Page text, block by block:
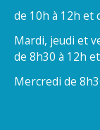
de 10h à 12h et
Mardi, jeudi et
de 8h30 à 12h
Mercredi de